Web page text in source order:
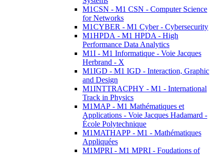
M1CSN - M1 CSN - Computer Science
for Networks
M1CYBER - M1 Cyber - Cybersecurity
M1HPDA - M1 HPDA - High
Performance Data Analytics
M1I - M1 Informatique - Voie Jacques
Herbrand - X
M1IGD - M1 IGD - Interaction, Graphic
and Design
M1INTTRACPHY - M1 - International
Track in Physics
M1MAP - M1 Mathématiques et
Applications - Voie Jacques Hadamard -
École Polytechnique
M1MATHAPP - M1 - Mathématiques
Appliquées
M1MPRI - M1 MPRI - Foudations of